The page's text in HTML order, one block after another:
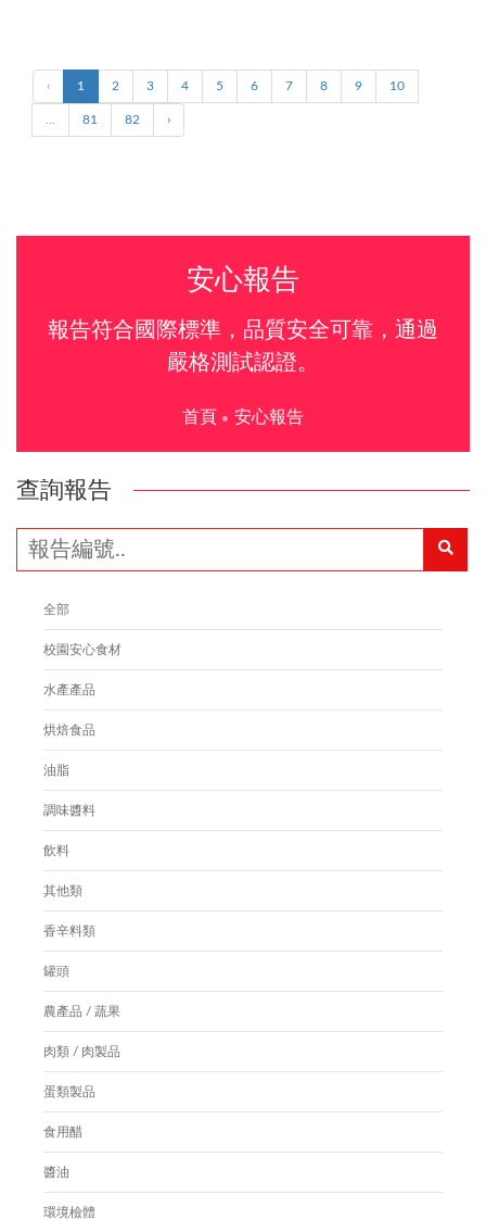
‹ 1 2 3 4 5 6 7 8 9 10
81 82 ›
安心報告
報告符合國際標準，品質安全可靠，通過
嚴格測試認證。
首頁 安心報告
查詢報告
全部
校園安心食材
水產產品
烘焙食品
油脂
調味醬料
飲料
其他類
香辛料類
罐頭
農產品 / 蔬果
肉類 / 肉製品
蛋類製品
食用醋
醬油
環境檢體